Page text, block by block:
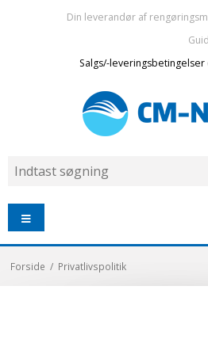
Din leverandør af
Salgs/-
Forside / Privatlivspolitik